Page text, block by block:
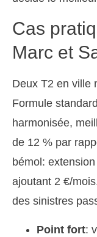
Cas
Marc et
Deux T2 en ville
Formule
harmonisée,
de 12 % par
bémol:
ajoutant 2 €/
des sinistres
Point fort: